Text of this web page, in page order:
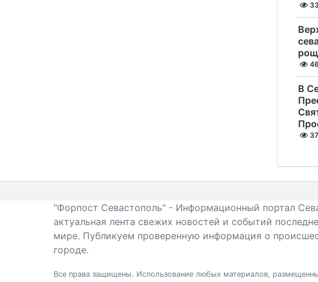
В
"Форпост Севастополь" - Информационный портал
актуальная лента свежих новостей и событий
мире. Публикуем проверенную информация о
городе.
Все права защищены. Использование любых материалов,